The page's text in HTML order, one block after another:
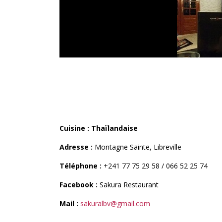
Cuisine : Thaïlandaise
Adresse : Montagne Sainte, Libreville
Téléphone : +241 77 75 29 58 / 066 52 25 74
Facebook : Sakura Restaurant
Mail : sakuralbv@gmail.com